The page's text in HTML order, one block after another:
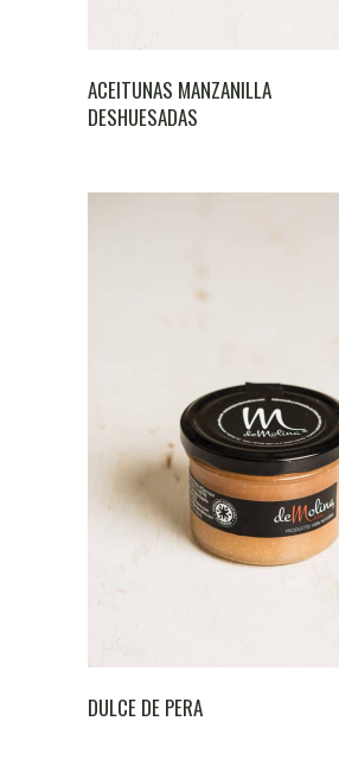
ACEITUNAS MANZANILLA
DESHUESADAS
DULCE DE PERA